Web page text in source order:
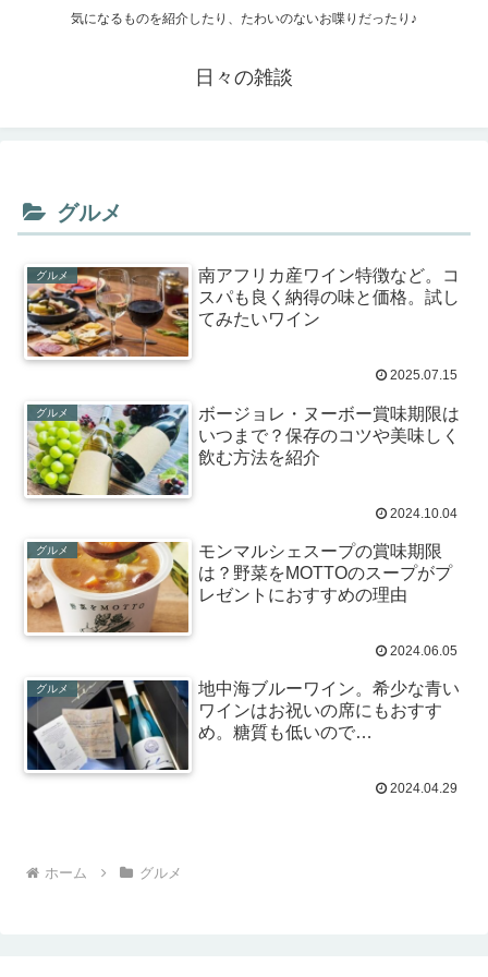
気になるものを紹介したり、たわいのないお喋りだったり♪
日々の雑談
グルメ
グルメ
南アフリカ産ワイン特徴など。コ
スパも良く納得の味と価格。試し
てみたいワイン
2025.07.15
グルメ
ボージョレ・ヌーボー賞味期限は
いつまで？保存のコツや美味しく
飲む方法を紹介
2024.10.04
グルメ
モンマルシェスープの賞味期限
は？野菜をMOTTOのスープがプ
レゼントにおすすめの理由
2024.06.05
グルメ
地中海ブルーワイン。希少な青い
ワインはお祝いの席にもおすす
め。糖質も低いので…
2024.04.29
ホーム グルメ